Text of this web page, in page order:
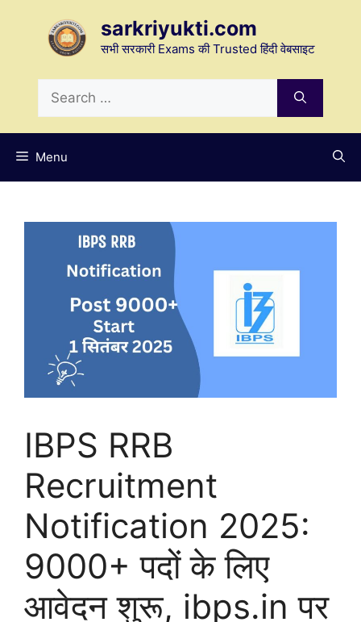
sarkriyukti.com
सभी सरकारी Exams की Trusted हिंदी वेबसाइट
for:
Menu
IBPS RRB
Recruitment
Notification 2025:
9000+ पदों के लिए
आवेदन शुरू, ibps.in पर